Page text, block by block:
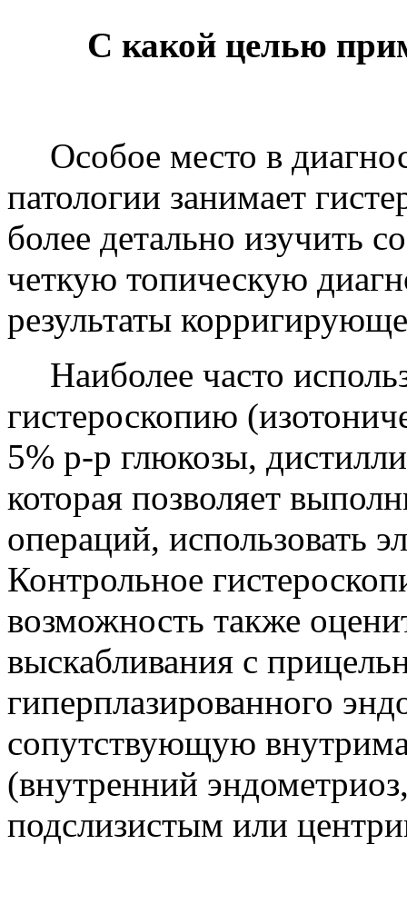
С какой целью
Особое место в
патологии занимает
более детально изучить
четкую топическую
результаты
Наиболее часто
гистероскопию
5% р-р глюкозы,
которая позволяет
операций, использовать
Контрольное
возможность также
выскабливания с
гиперплазированного
сопутствующую
(внутренний
подслизистым или